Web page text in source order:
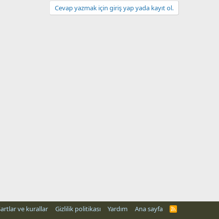
Cevap yazmak için giriş yap yada kayıt ol.
ve kurallar Gizlilik politikası Yardım Ana sayfa
R